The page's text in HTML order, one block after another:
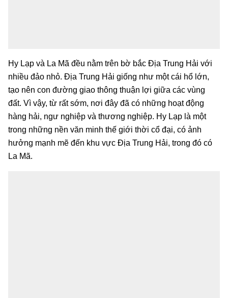
Hy Lạp và La Mã đều nằm trên bờ bắc Địa Trung Hải với
nhiều đảo nhỏ. Địa Trung Hải giống như một cái hổ lớn,
tạo nên con đường giao thông thuận lợi giữa các vùng
đất. Vì vậy, từ rất sớm, nơi đây đã có những hoạt động
hàng hải, ngư nghiệp và thương nghiệp. Hy Lạp là một
trong những nền văn minh thế giới thời cổ đại, có ảnh
hưởng mạnh mẽ đến khu vực Địa Trung Hải, trong đó có
La Mã.